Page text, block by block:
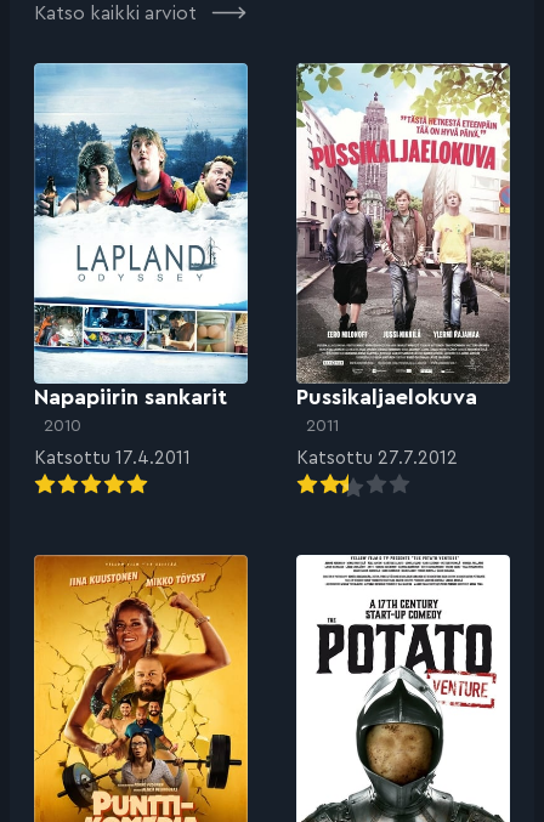
Katso kaikki arviot
Napapiirin sankarit
2010
Katsottu 17.4.2011
Pussikaljaelokuva
2011
Katsottu 27.7.2012